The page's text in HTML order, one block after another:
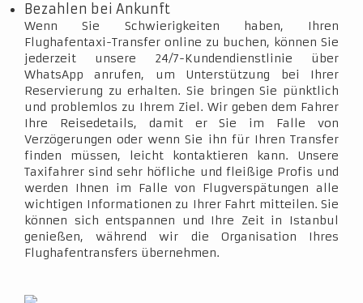
Bezahlen bei Ankunft
Wenn Sie Schwierigkeiten haben, Ihren
Flughafentaxi-Transfer online zu buchen, können Sie
jederzeit unsere 24/7-Kundendienstlinie über
WhatsApp anrufen, um Unterstützung bei Ihrer
Reservierung zu erhalten. Sie bringen Sie pünktlich
und problemlos zu Ihrem Ziel. Wir geben dem Fahrer
Ihre Reisedetails, damit er Sie im Falle von
Verzögerungen oder wenn Sie ihn für Ihren Transfer
finden müssen, leicht kontaktieren kann. Unsere
Taxifahrer sind sehr höfliche und fleißige Profis und
werden Ihnen im Falle von Flugverspätungen alle
wichtigen Informationen zu Ihrer Fahrt mitteilen. Sie
können sich entspannen und Ihre Zeit in Istanbul
genießen, während wir die Organisation Ihres
Flughafentransfers übernehmen.